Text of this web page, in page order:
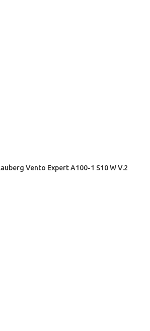
Vento Expert A100-1 S10 W V.2